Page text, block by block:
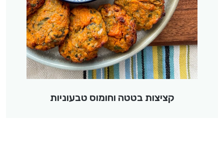
קציצות בטטה וחומוס טבעוניות